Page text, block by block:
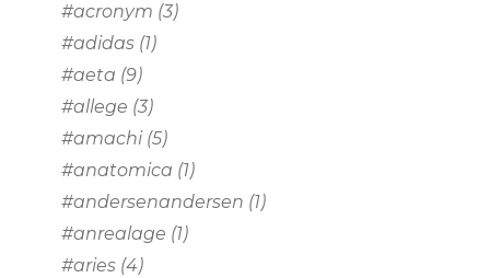
#acronym (3)
#adidas (1)
#aeta (9)
#allege (3)
#amachi (5)
#anatomica (1)
#andersenandersen (1)
#anrealage (1)
#aries (4)